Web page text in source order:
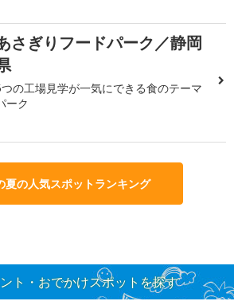
さぎりフードパーク／静岡
の工場見学が一気にできる食のテーマ
ーク
夏の人気スポットランキング
ト・おでかけスポットを探す